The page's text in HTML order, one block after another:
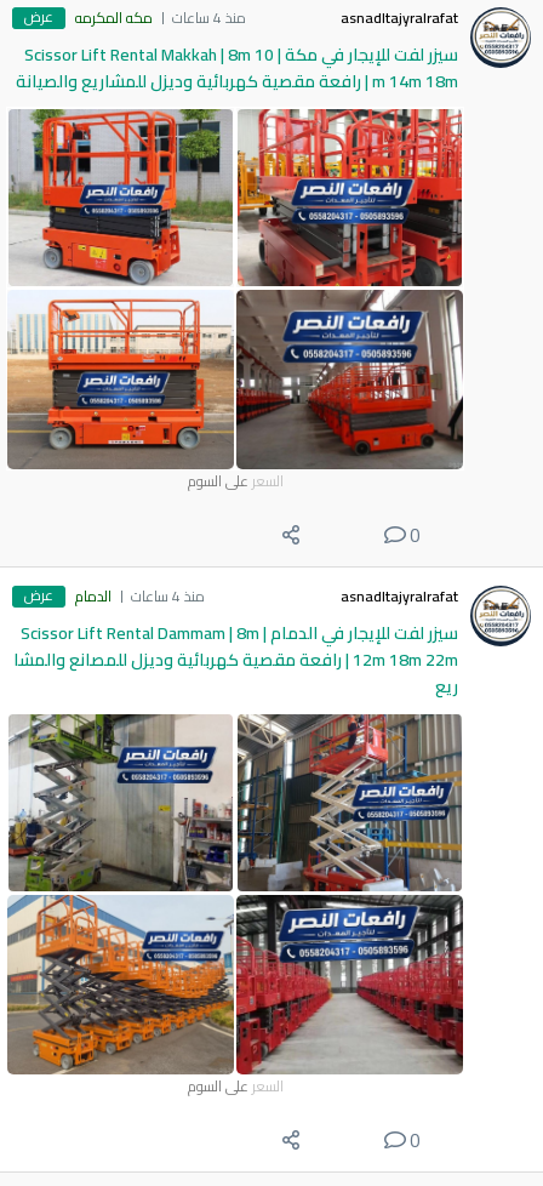
asnadltajyralrafat منذ 4 ساعات مكه المكرمه عرض
سيزر لفت للإيجار في مكة | Scissor Lift Rental Makkah | 8m 10
m 14m 18m | رافعة مقصية كهربائية وديزل للمشاريع والصيانة
السعر على السوم
0
asnadltajyralrafat منذ 4 ساعات الدمام عرض
سيزر لفت للإيجار في الدمام | Scissor Lift Rental Dammam | 8m
12m 18m 22m | رافعة مقصية كهربائية وديزل للمصانع والمشا
ريع
السعر على السوم
0